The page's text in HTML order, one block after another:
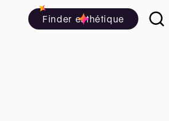
Finder esthétique